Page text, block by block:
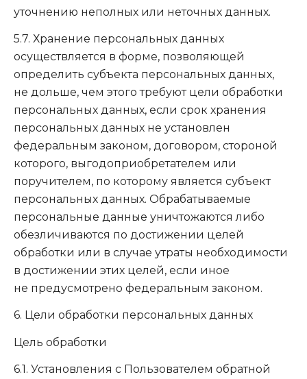
уточнению неполных или неточных данных.
5.7. Хранение персональных данных
осуществляется в форме, позволяющей
определить субъекта персональных данных,
не дольше, чем этого требуют цели обработки
персональных данных, если срок хранения
персональных данных не установлен
федеральным законом, договором, стороной
которого, выгодоприобретателем или
поручителем, по которому является субъект
персональных данных. Обрабатываемые
персональные данные уничтожаются либо
обезличиваются по достижении целей
обработки или в случае утраты необходимости
в достижении этих целей, если иное
не предусмотрено федеральным законом.
6. Цели обработки персональных данных
Цель обработки
6.1. Установления с Пользователем обратной